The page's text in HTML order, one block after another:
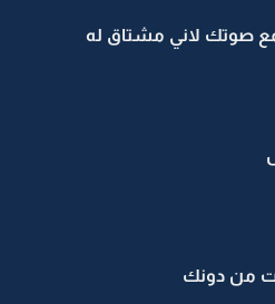
صوتك لاني مشتاق له
من دونك